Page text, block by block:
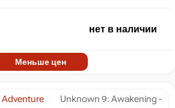
Unknown 9: Awakening -
нет в наличии
Меньше цен